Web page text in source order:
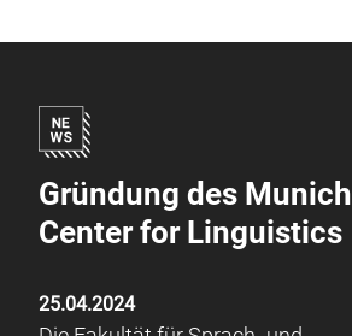
Gründung des Munich
Center for Linguistics
25.04.2024